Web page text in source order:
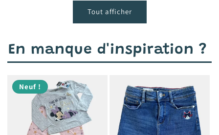
Tout afficher
En manque d'inspiration ?
Neuf !